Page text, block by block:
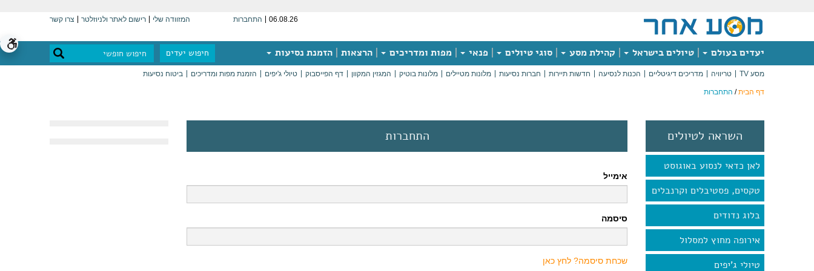
06.08.26 התחברות המזוודה שלי רישום לאתר ולניוזלטר צרו קשר
יעדים בעולם טיולים בישראל קהילת מסע סוגי טיולים פנאי מפות ומדריכים הרצאות הזמנת נסיעות חיפוש יעדים
מסע TV טריוויה מדריכים דיגיטליים הכנות לנסיעה חדשות תיירות חברות נסיעות מלונות מטיילים מלונות בוטיק המגזין המקוון דף הפייסבוק טיולי ג'יפים הזמנת מפות ומדריכים ביטוח נסיעות
דף הבית/ התחברות
השראה לטיולים
לאן כדאי לנסוע באוגוסט
טקסים, פסטיבלים וקרנבלים
בלוג נדודים
אירופה מחוץ למסלול
טיולי ג'יפים
התחברות
אימייל
סיסמה
שכחת סיסמה? לחץ כאן